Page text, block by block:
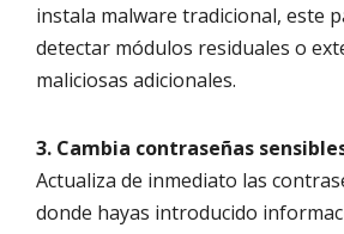
instala malware tradicional, este
detectar módulos residuales o
maliciosas adicionales.
3. Cambia contraseñas
Actualiza de inmediato las
donde hayas introducido